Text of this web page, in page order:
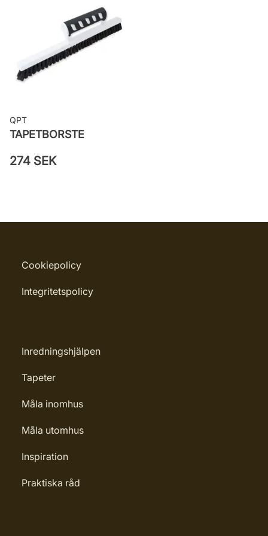
Leverantörens artikelnummer:
LV1528
QPT
TAPETBORSTE
274 SEK
Cookiepolicy
Integritetspolicy
Inredningshjälpen
Tapeter
Måla inomhus
Måla utomhus
Inspiration
Praktiska råd